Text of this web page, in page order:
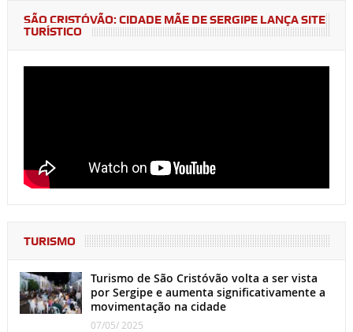
SÃO CRISTÓVÃO: CIDADE MÃE DE SERGIPE LANÇA SITE
TURÍSTICO
TURISMO
Turismo de São Cristóvão volta a ser vista
por Sergipe e aumenta significativamente a
movimentação na cidade
07/05/ 2025